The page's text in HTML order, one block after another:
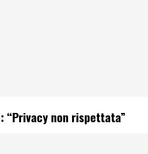
“Privacy non rispettata”